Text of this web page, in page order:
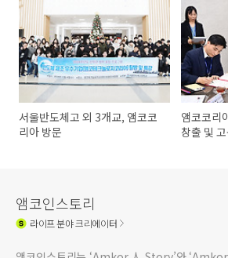
장상 수상
서울반도체고 외 3개교, 앰코코
리아 방문
앰코코리
창출 및
앰코인스토리
라이프분야 크리에이터